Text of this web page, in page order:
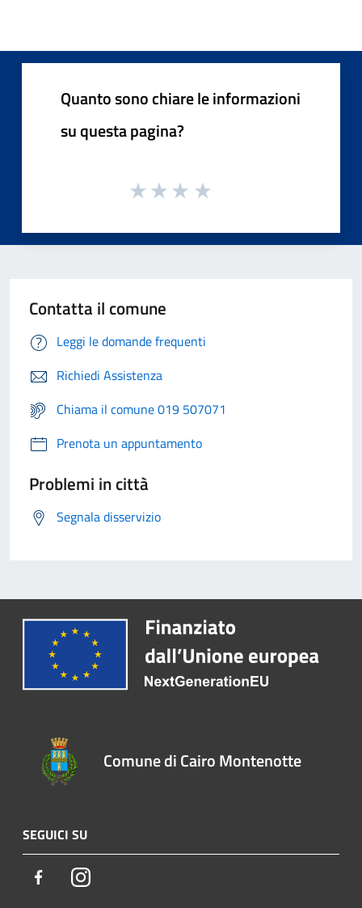
Quanto sono chiare le informazioni
su questa pagina?
Contatta il comune
Leggi le domande frequenti
Richiedi Assistenza
Chiama il comune 019 507071
Prenota un appuntamento
Problemi in città
Segnala disservizio
Comune di Cairo Montenotte
SEGUICI SU
FacebookInstagram